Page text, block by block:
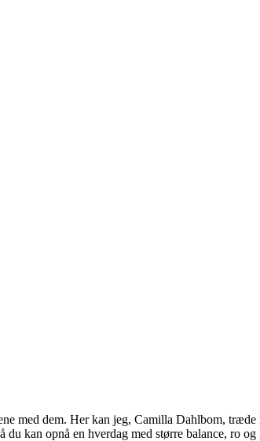
med dem. Her kan jeg, Camilla Dahlbom,
kan opnå en hverdag med større balance, ro